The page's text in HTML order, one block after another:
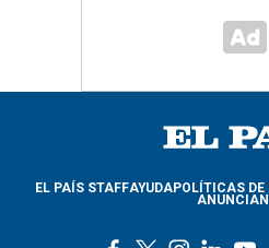
EL PAÍS STAFFAYUDAPOLÍTICAS DE